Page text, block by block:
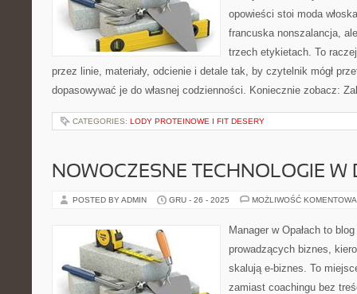
opowieści stoi moda
francuska nonszalancja,
trzech etykietach. To
przez linie, materiały, odcienie i detale tak, by czytelnik mógł
dopasowywać je do własnej codzienności. Koniecznie zobacz:
CATEGORIES: LODY PROTEINOWE I FIT DESERY
NOWOCZESNE TECHNOLOGIE W
POSTED BY ADMIN GRU - 26 - 2025 MOŻLIWOŚĆ
Manager w Opałach to
prowadzących biznes,
skalują e-biznes. To
zamiast coachingu bez